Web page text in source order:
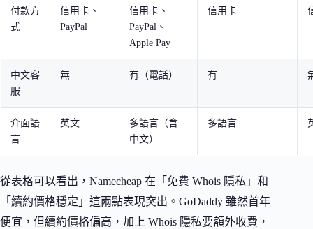
付款方
式
信用卡、
PayPal
信用卡、
PayPal、
Apple Pay
信用卡
中文客
服
無 有（電話） 有
介面語
言
英文
多語言（含
中文）
多語言
從表格可以看出，Namecheap 在「免費 Whois 隱私」和
「續約價格穩定」這兩點表現突出。GoDaddy 雖然首年
便宜，但續約價格偏高，加上 Whois 隱私要額外收費，